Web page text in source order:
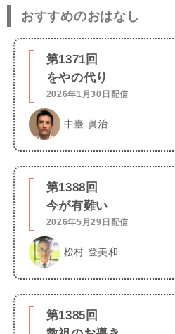
おすすめのおはなし
第1371回
をやの代り
2026年1月30日配信
中臺 眞治
第1388回
今が有難い
2026年5月29日配信
松村 登美和
第1385回